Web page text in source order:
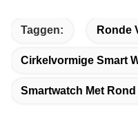
Taggen: Ronde
Cirkelvormige Smart
Smartwatch Met